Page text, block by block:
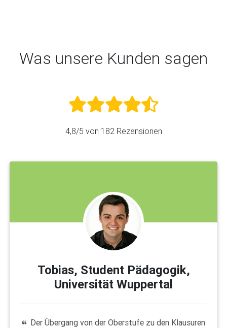
Was unsere Kunden sagen
4,8/5 von 182 Rezensionen
Tobias, Student Pädagogik,
Universität Wuppertal
Der Übergang von der Oberstufe zu den Klausuren